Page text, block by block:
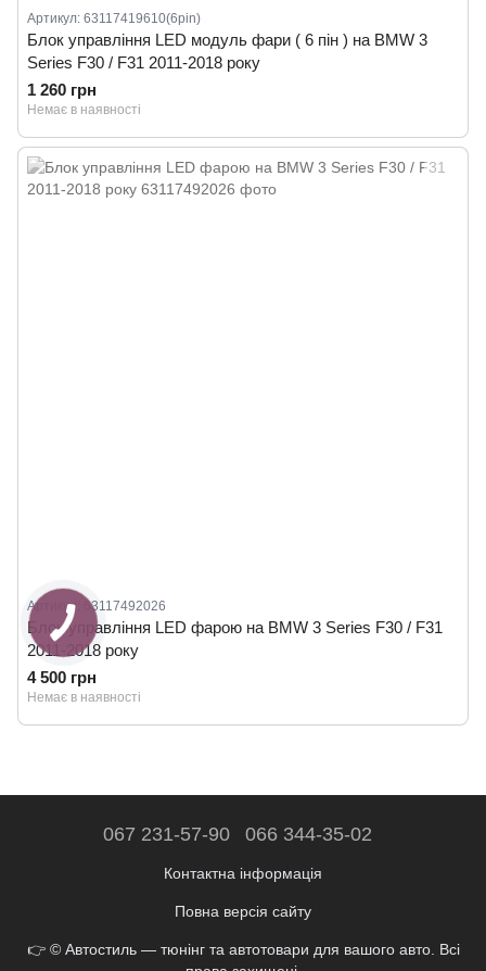
Артикул: 63117419610(6pin)
Блок управління LED модуль фари ( 6 пін ) на BMW 3
Series F30 / F31 2011-2018 року
1 260 грн
Немає в наявності
Артикул: 63117492026
Блок управління LED фарою на BMW 3 Series F30 / F31
2011-2018 року
4 500 грн
Немає в наявності
067 231-57-90 066 344-35-02
Контактна інформація
Повна версія сайту
👉 © Автостиль — тюнінг та автотовари для вашого авто. Всі